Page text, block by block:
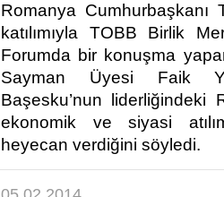
Romanya Cumhurbaşkanı
katılımıyla TOBB Birlik
Forumda bir konuşma
Sayman Üyesi Faik
Başesku’nun liderliğindeki
ekonomik ve siyasi
heyecan verdiğini söyledi.​